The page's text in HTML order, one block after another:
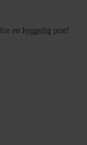
for en hyggelig prat!